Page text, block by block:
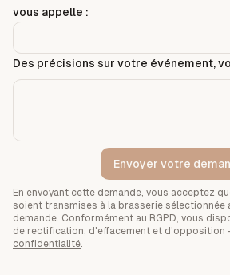
vous appelle :
Des précisions sur votre événement,
Envoyer votre
En envoyant cette demande, vous acceptez
soient transmises à la brasserie
demande. Conformément au RGPD, vous
de rectification, d'effacement et d'opposition
confidentialité.